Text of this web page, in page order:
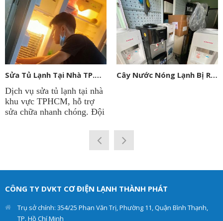
Sửa Tủ Lạnh Tại Nhà TP.HCM
Dịch vụ sửa tủ lạnh tại nhà
khu vực TPHCM, hỗ trợ
sửa chữa nhanh chóng. Đội
Điện Lạnh
lâu năm trong nghề. Chẩn
nhất. Giúp cho tủ lạnh
của khách hàng hoạt động
hiệu quả và an toàn.
Cây Nước Nóng Lạnh Bị Rỉ Nước: Nguyên Nhân, Cách Khắc Phục Và Khi Nào Cần Gọi Thợ
CÔNG TY DVKT CƠ ĐIỆN LẠNH THÀNH PHÁT
Trụ sở chính: 354/25 Phan Văn Trị, Phường 11, Quận Bình Thạnh,
TP. Hồ Chí Minh